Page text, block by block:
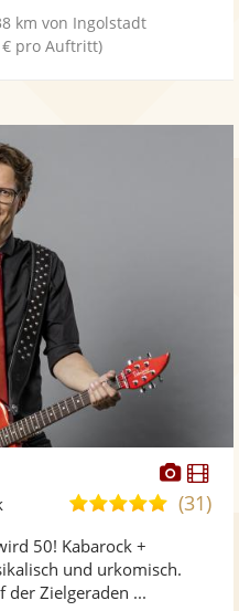
km von Ingolstadt
€ pro Auftritt)
5,0
5
(31)
50! Kabarock +
und urkomisch.
der Zielgeraden ...